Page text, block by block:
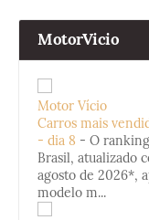
MotorVicio
Motor Vício
Carros mais
- dia 8 - O
Brasil, atualizado
agosto de 2026*,
modelo m...